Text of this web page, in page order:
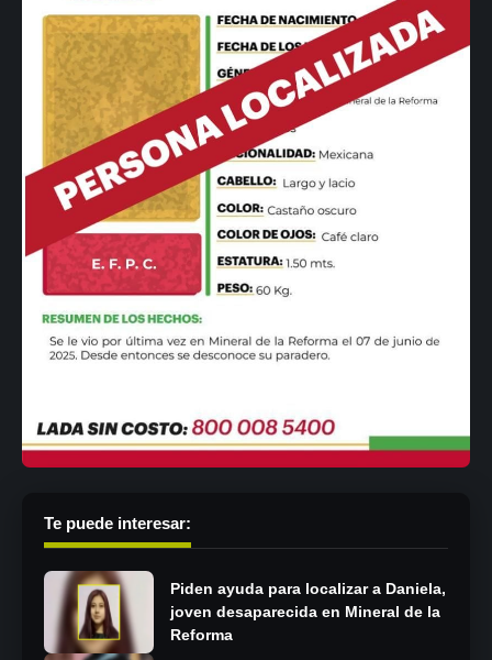
Te puede interesar:
Piden ayuda para localizar a Daniela,
joven desaparecida en Mineral de la
Reforma